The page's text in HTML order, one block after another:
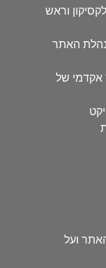
וראש
האתר
אקדמי של
ועל